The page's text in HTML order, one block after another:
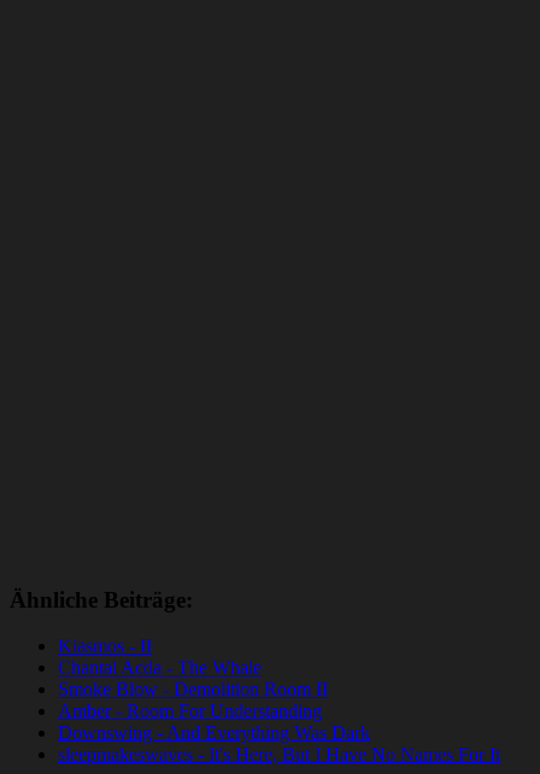
Ähnliche Beiträge:
Kiasmos - II
Chantal Acda - The Whale
Smoke Blow - Demolition Room II
Amber - Room For Understanding
Downswing - And Everything Was Dark
sleepmakeswaves - It's Here, But I Have No Names For It